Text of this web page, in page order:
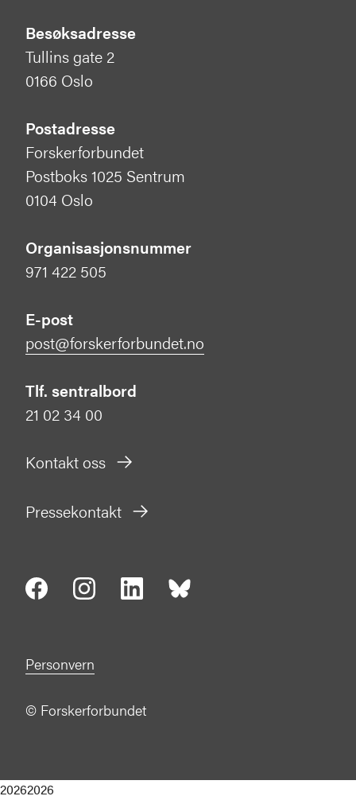
Besøksadresse
Tullins gate 2
0166 Oslo
Postadresse
Forskerforbundet
Postboks 1025 Sentrum
0104 Oslo
Organisasjonsnummer
971 422 505
E-post
post@forskerforbundet.no
Tlf. sentralbord
21 02 34 00
Kontakt oss
Pressekontakt
Personvern
© Forskerforbundet
20262026